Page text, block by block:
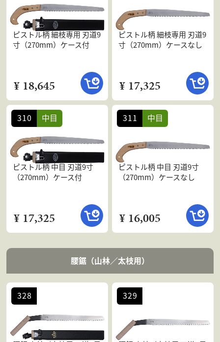
ピストル柄 細枝専用 刃道9
寸（270mm）ケース付
¥ 18,645
ピストル柄 細枝専用 刃道9
寸（270mm）ケースなし
¥ 17,325
ピストル柄 中目 刃道9寸
（270mm）ケース付
¥ 17,325
310 中目
ピストル柄 中目 刃道9寸
（270mm）ケースなし
¥ 16,005
311 中目
腰鋸（山林／太枝用）
328 329